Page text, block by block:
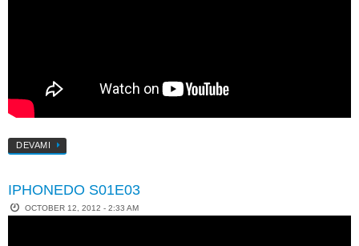
DEVAMI
IPHONEDO S01E03
OCTOBER 12, 2012 - 2:33 AM